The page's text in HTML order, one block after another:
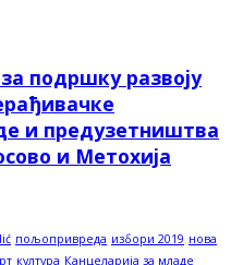
подршку развоју
и предузетништва
и Метохија
пољопривреда избори 2019 нова
култура Канцеларија за младе